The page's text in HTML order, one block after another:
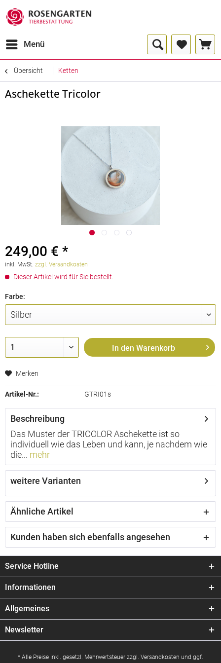
Menü
Übersicht Ketten
Aschekette Tricolor
249,00 € *
inkl. MwSt. zzgl. Versandkosten
Dieser Artikel wird für Sie bestellt.
Farbe:
In den Warenkorb
Merken
Artikel-Nr.: GTRI01s
Beschreibung
Das Muster der TRICOLOR Aschekette ist so
individuell wie das Leben und kann, je nachdem wie
die... mehr
weitere Varianten
Ähnliche Artikel
Kunden haben sich ebenfalls angesehen
Service Hotline
Informationen
Allgemeines
Newsletter
* Alle Preise inkl. gesetzl. Mehrwertsteuer zzgl. Versandkosten und ggf.